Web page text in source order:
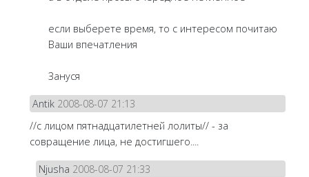
если выберете время, то с интересом почитаю
Ваши впечатления
Зануся
Antik 2008-08-07 21:13
//с лицом пятнадцатилетней лолиты// - за
совращение лица, не достигшего....
Njusha 2008-08-07 21:33